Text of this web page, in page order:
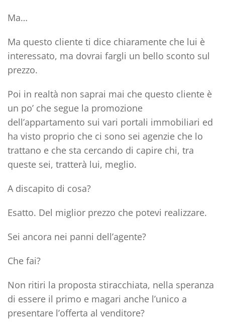
Ma…
Ma questo cliente ti dice chiaramente che lui è
interessato, ma dovrai fargli un bello sconto sul
prezzo.
Poi in realtà non saprai mai che questo cliente è
un po’ che segue la promozione
dell’appartamento sui vari portali immobiliari ed
ha visto proprio che ci sono sei agenzie che lo
trattano e che sta cercando di capire chi, tra
queste sei, tratterà lui, meglio.
A discapito di cosa?
Esatto. Del miglior prezzo che potevi realizzare.
Sei ancora nei panni dell’agente?
Che fai?
Non ritiri la proposta stiracchiata, nella speranza
di essere il primo e magari anche l’unico a
presentare l’offerta al venditore?